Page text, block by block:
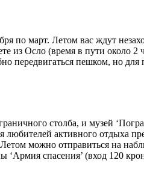
по март. Летом вас ждут
из Осло (время в пути около 2
передвигаться пешком, но для
столба, и музей
активного отдыха
можно отправиться на
спасения’ (вход 120